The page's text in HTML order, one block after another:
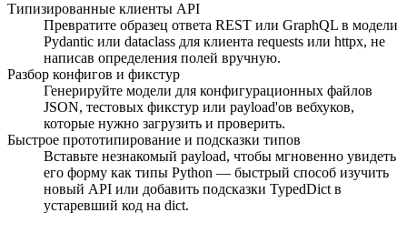
Типизированные клиенты API
Превратите образец ответа REST или GraphQL в модели
Pydantic или dataclass для клиента requests или httpx, не
написав определения полей вручную.
Разбор конфигов и фикстур
Генерируйте модели для конфигурационных файлов
JSON, тестовых фикстур или payload'ов вебхуков,
которые нужно загрузить и проверить.
Быстрое прототипирование и подсказки типов
Вставьте незнакомый payload, чтобы мгновенно увидеть
его форму как типы Python — быстрый способ изучить
новый API или добавить подсказки TypedDict в
устаревший код на dict.